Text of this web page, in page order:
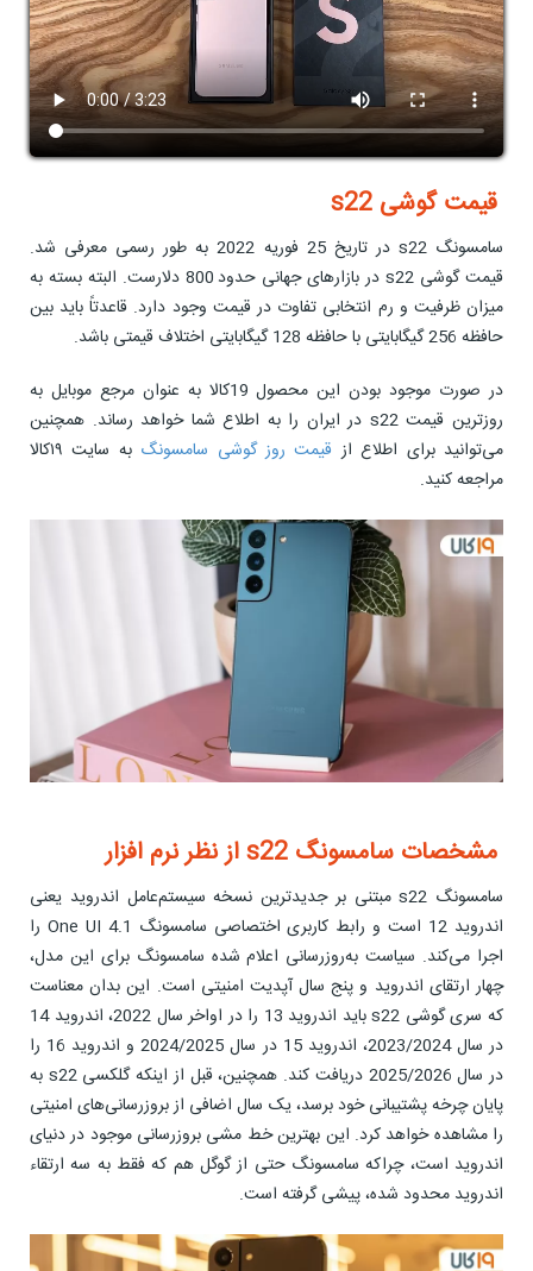
قیمت گوشی s22
سامسونگ s22 در تاریخ 25 فوریه 2022 به طور رسمی معرفی شد.
قیمت گوشی s22 در بازارهای جهانی حدود 800 دلارست. البته بسته به
میزان ظرفیت و رم انتخابی تفاوت در قیمت وجود دارد. قاعدتاً باید بین
حافظه 256 گیگابایتی با حافظه 128 گیگابایتی اختلاف قیمتی باشد.
در صورت موجود بودن این محصول 19کالا به عنوان مرجع موبایل به
روزترین قیمت s22 در ایران را به اطلاع شما خواهد رساند. همچنین
می‌توانید برای اطلاع از قیمت روز گوشی سامسونگ
به سایت ۱۹کالا
مراجعه کنید.
مشخصات سامسونگ s22 از نظر نرم افزار
سامسونگ s22 مبتنی بر جدیدترین نسخه سیستم‌عامل اندروید یعنی
اندروید 12 است و رابط کاربری اختصاصی سامسونگ One UI 4.1 را
اجرا می‌کند. سیاست به‌روزرسانی اعلام‌ شده سامسونگ برای این مدل،
چهار ارتقای اندروید و پنج سال آپدیت امنیتی است. این بدان معناست
که سری گوشی s22 باید اندروید 13 را در اواخر سال 2022، اندروید 14
در سال 2023/2024، اندروید 15 در سال 2024/2025 و اندروید 16 را
در سال 2025/2026 دریافت کند. همچنین، قبل از اینکه گلکسی s22 به
پایان چرخه پشتیبانی خود برسد، یک سال اضافی از بروزرسانی‌های امنیتی
را مشاهده خواهد کرد. این بهترین خط مشی بروزرسانی موجود در دنیای
اندروید است، چراکه سامسونگ حتی از گوگل هم که فقط به سه ارتقاء
اندروید محدود شده، پیشی گرفته است.